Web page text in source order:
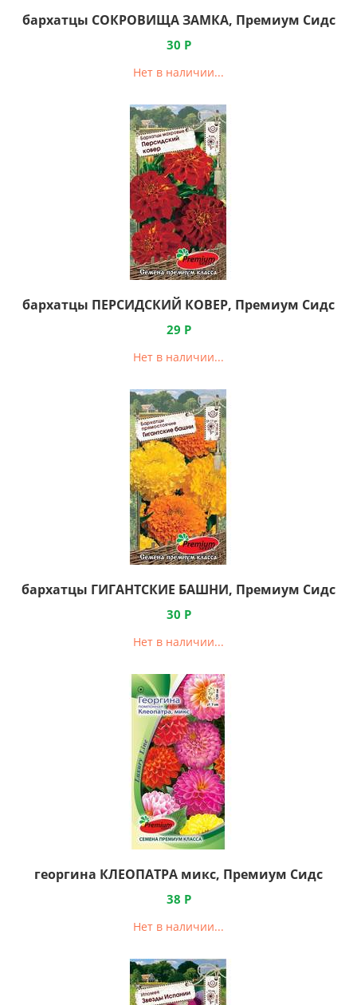
бархатцы СОКРОВИЩА ЗАМКА, Премиум Сидс
30 Р
Нет в наличии...
бархатцы ПЕРСИДСКИЙ КОВЕР, Премиум Сидс
29 Р
Нет в наличии...
бархатцы ГИГАНТСКИЕ БАШНИ, Премиум Сидс
30 Р
Нет в наличии...
георгина КЛЕОПАТРА микс, Премиум Сидс
38 Р
Нет в наличии...